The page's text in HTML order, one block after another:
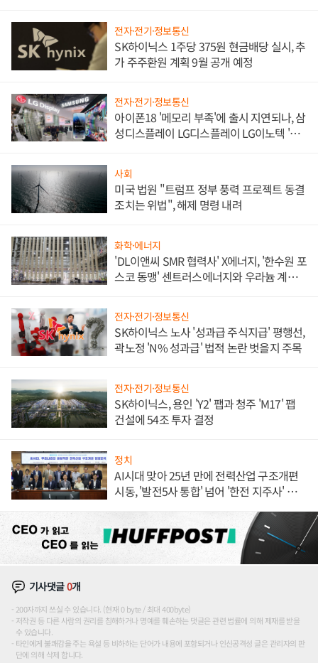
전자·전기·정보통신
SK하이닉스 1주당 375원 현금배당 실시, 추
가 주주환원 계획 9월 공개 예정
전자·전기·정보통신
아이폰18 '메모리 부족'에 출시 지연되나, 삼
성디스플레이 LG디스플레이 LG이노텍 '탈
사회
미국 법원 "트럼프 정부 풍력 프로젝트 동결
조치는 위법", 해제 명령 내려
화학·에너지
'DL이앤씨 SMR 협력사' X에너지, '한수원 포
스코 동맹' 센트러스에너지와 우라늄 계약
전자·전기·정보통신
SK하이닉스 노사 '성과급 주식지급' 평행선,
곽노정 'N% 성과급' 법적 논란 벗을지 주목
전자·전기·정보통신
SK하이닉스, 용인 'Y2' 팹과 청주 'M17' 팹
건설에 54조 투자 결정
정치
AI시대 맞아 25년 만에 전력산업 구조개편
시동, '발전5사 통합' 넘어 '한전 지주사' 재편
기사댓글0개
200자까지 쓰실 수 있습니다. (현재 0 byte / 최대 400byte)
저작권 등 다른 사람의 권리를 침해하거나 명예를 훼손하는 댓글은 관련 법률에 의해 제재를 받을
수 있습니다.
타인에게 불쾌감을 주는 욕설 등 비하하는 단어가 내용에 포함되거나 인신공격성 글은 관리자의 판
단에 의해 삭제 합니다.